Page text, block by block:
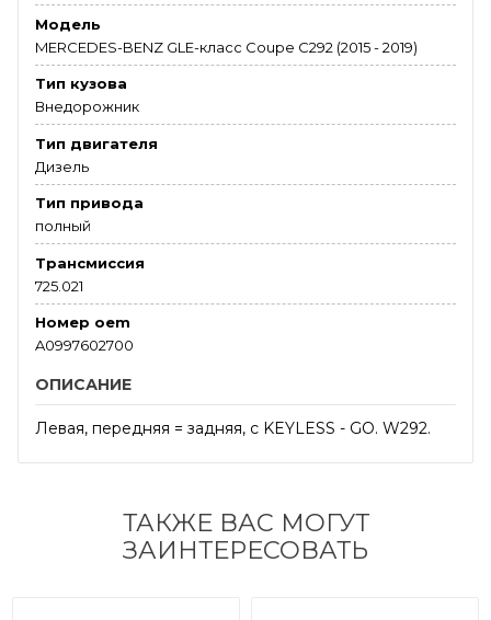
Модель
MERCEDES-BENZ GLE-класс Coupe C292 (2015 - 2019)
Тип кузова
Внедорожник
Тип двигателя
Дизель
Тип привода
полный
Трансмиссия
725.021
Номер oem
A0997602700
ОПИСАНИЕ
Левая, передняя = задняя, с KEYLESS - GO. W292.
ТАКЖЕ ВАС МОГУТ
ЗАИНТЕРЕСОВАТЬ